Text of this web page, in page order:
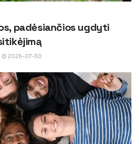
padėsiančios ugdyti
2026-07-30